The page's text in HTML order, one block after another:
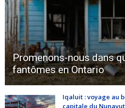
Promenons-nous dans
fantômes en Ontario
Iqaluit : voyage au
capitale du Nunavut